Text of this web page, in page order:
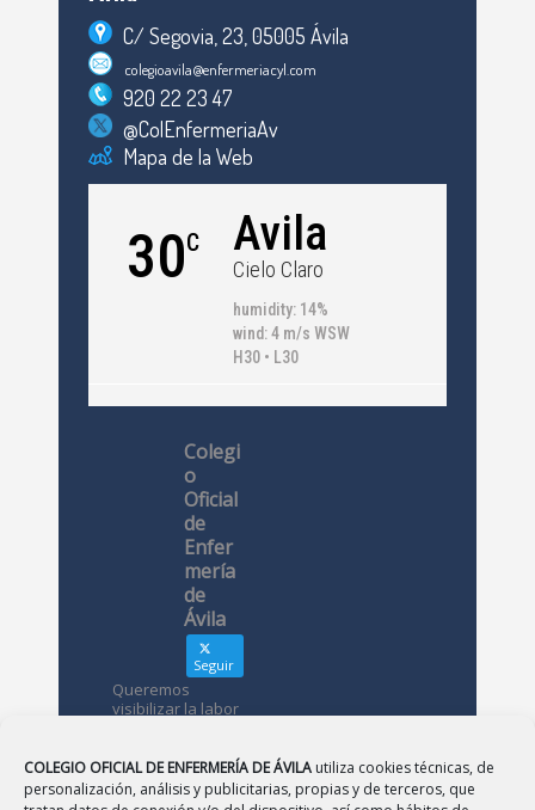
COLEGIO OFICIAL DE ENFERMERÍA DE ÁVILA utiliza cookies técnicas, de
personalización, análisis y publicitarias, propias y de terceros, que
C/ Segovia, 23, 05005 Ávila
colegioavila@enfermeriacyl.com
920 22 23 47
@ColEnfermeriaAv
Mapa de la Web
30C Avila
Cielo Claro
humidity: 14%
wind: 4 m/s WSW
H30 • L30
Colegi
o
Oficial
de
Enfer
mería
de
Ávila
Seguir
Queremos
visibilizar la labor
conoces?